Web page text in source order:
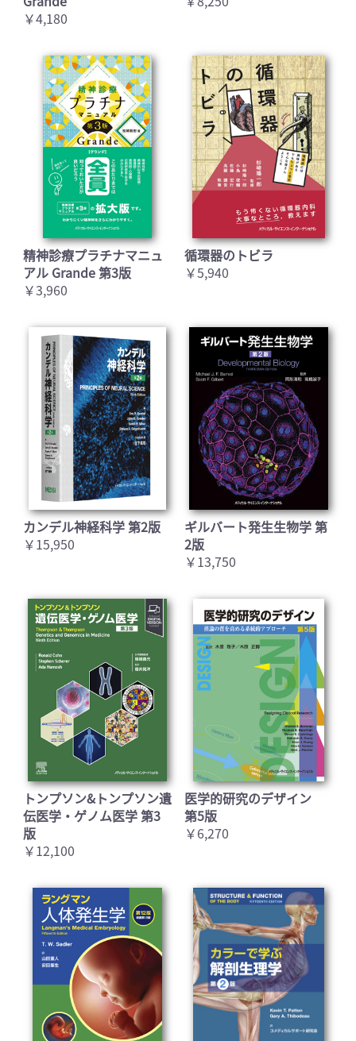
￥4,180
精神診療プラチナマニュ
アル Grande 第3版
￥3,960
循環器のトビラ
￥5,940
カンデル神経科学 第2版
￥15,950
ギルバート発生生物学 第
2版
￥13,750
トンプソン&トンプソン遺
伝医学・ゲノム医学 第3
版
￥12,100
医学的研究のデザイン
第5版
￥6,270